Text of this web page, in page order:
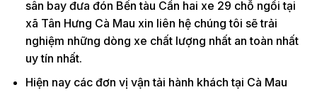
sân bay đưa đón Bến tàu Cần hai xe 29 chỗ ngồi tại
xã Tân Hưng Cà Mau xin liên hệ chúng tôi sẽ trải
nghiệm những dòng xe chất lượng nhất an toàn nhất
uy tín nhất.
Hiện nay các đơn vị vận tải hành khách tại Cà Mau